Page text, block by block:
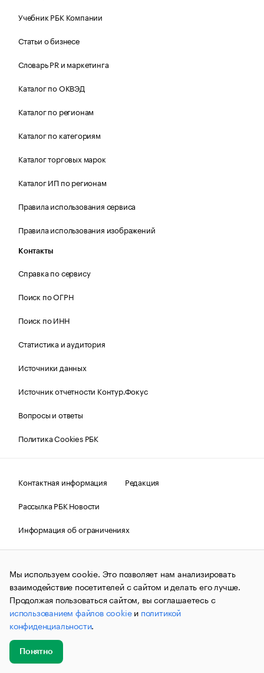
Учебник РБК Компании
Статьи о бизнесе
Словарь PR и маркетинга
Каталог по ОКВЭД
Каталог по регионам
Каталог по категориям
Каталог торговых марок
Каталог ИП по регионам
Правила использования сервиса
Правила использования изображений
Контакты
Справка по сервису
Поиск по ОГРН
Поиск по ИНН
Статистика и аудитория
Источники данных
Источник отчетности Контур.Фокус
Вопросы и ответы
Политика Cookies РБК
Контактная информация
Редакция
Рассылка РБК Новости
Информация об ограничениях
Правовая информация
О соблюдении авторских прав
© АО «РОСБИЗНЕСКОНСАЛТИНГ»,1995–2026.Сообщения
и материалы информационного агентства «РБК»
(зарегистрировано Федеральной службой по надзору в сфере
связи, информационных технологий и массовых
коммуникаций (Роскомнадзор) 09.12.2015 за номером ИА
№ФС77-63848) сопровождаются пометкой «РБК». Отдельные
публикации могут содержать информацию,
не предназначенную для пользователей
до 18 лет.
Мы используем cookie. Это позволяет нам анализировать
взаимодействие посетителей с сайтом и делать его лучше.
Продолжая пользоваться сайтом, вы соглашаетесь с
использованием файлов cookieи политикой
конфиденциальности.
Понятно